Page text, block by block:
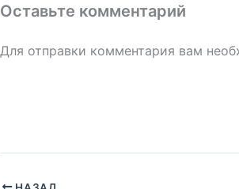
Оставьте комментарий
Для отправки комментария вам